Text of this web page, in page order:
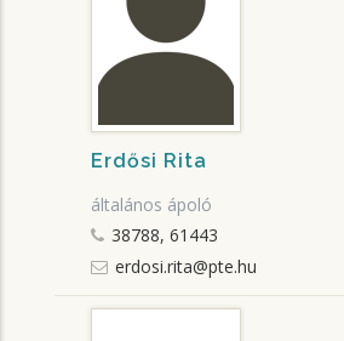
Erdősi Rita
általános ápoló
38788, 61443
erdosi.rita@pte.hu